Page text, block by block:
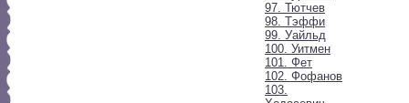
97. Тютчев
98. Тэффи
99. Уайльд
100. Уитмен
101. Фет
102. Фофанов
103.